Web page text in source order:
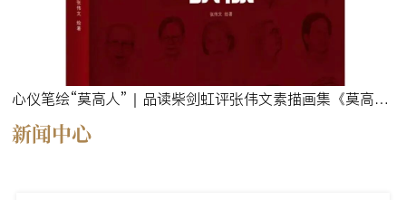
心仪笔绘“莫高人”｜品读柴剑虹评张伟文素描画集《莫高映像》
新闻中心